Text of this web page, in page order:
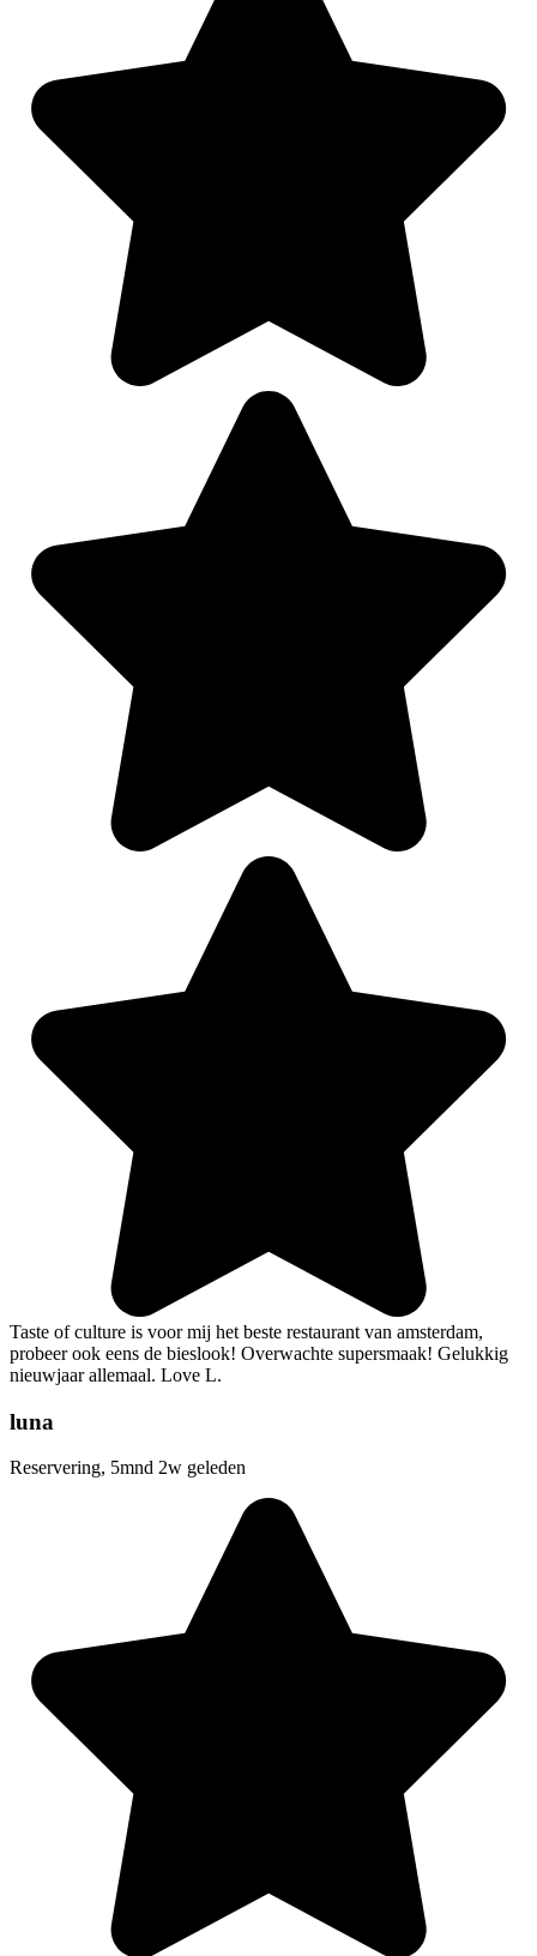
Taste of culture is voor mij het beste restaurant van amsterdam,
probeer ook eens de bieslook! Overwachte supersmaak! Gelukkig
nieuwjaar allemaal. Love L.
luna
Reservering, 5mnd 2w geleden